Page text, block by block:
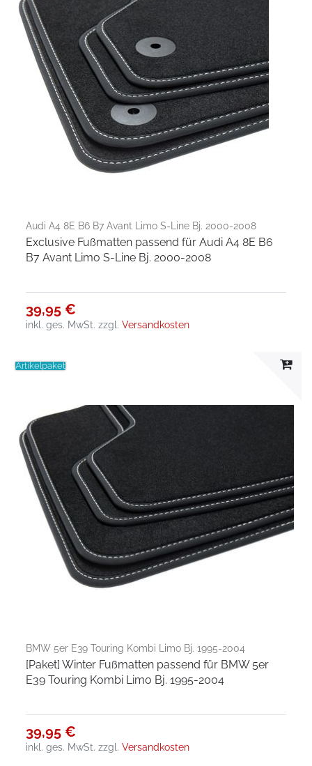
Audi A4 8E B6 B7 Avant Limo S-Line Bj. 2000-2008
Exclusive Fußmatten passend für Audi A4 8E B6
B7 Avant Limo S-Line Bj. 2000-2008
39,95 €
inkl. ges. MwSt. zzgl.Versandkosten
Artikelpaket
BMW 5er E39 Touring Kombi Limo Bj. 1995-2004
[Paket] Winter Fußmatten passend für BMW 5er
E39 Touring Kombi Limo Bj. 1995-2004
39,95 €
inkl. ges. MwSt. zzgl.Versandkosten